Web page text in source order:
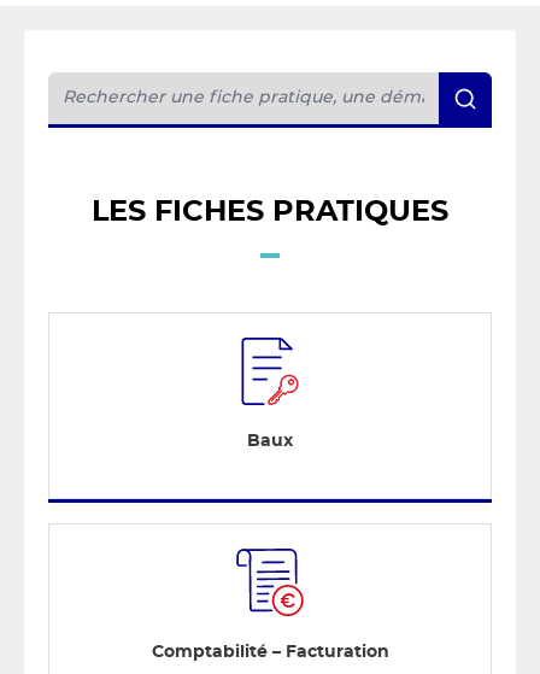
LES FICHES PRATIQUES
Baux
Comptabilité – Facturation